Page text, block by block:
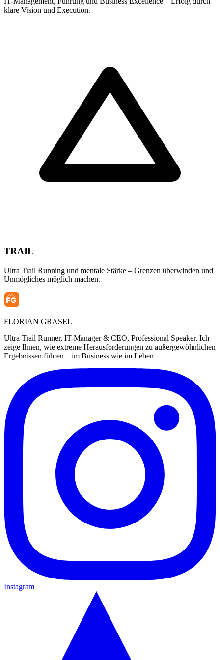
klare Vision und Execution.
TRAIL
Ultra Trail Running und mentale Stärke – Grenzen überwinden und
Unmögliches möglich machen.
FLORIAN GRASEL
Ultra Trail Runner, IT-Manager & CEO, Professional Speaker. Ich
zeige Ihnen, wie extreme Herausforderungen zu außergewöhnlichen
Ergebnissen führen – im Business wie im Leben.
Instagram